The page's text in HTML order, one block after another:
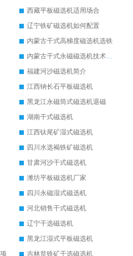
西藏平板磁选机适用场合
辽宁铁矿磁选机如何配置
内蒙古干式高梯度磁选机选铁
内蒙古干式永磁磁选机技术要求
福建河沙磁选机简介
江西钠长石平板磁选机
黑龙江永磁筒式磁选机退磁
湖南干式磁选机
江西钛尾矿湿式磁选机
四川水选褐铁矿磁选机
甘肃河沙干式磁选机
潍坊平板磁选机厂家
四川永磁湿式磁选机
河北销售干式磁选机
辽宁干选磁选机
黑龙江湿式平板磁选机
吉林贫铁矿干选磁选机